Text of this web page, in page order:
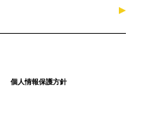
個人情報保護方針